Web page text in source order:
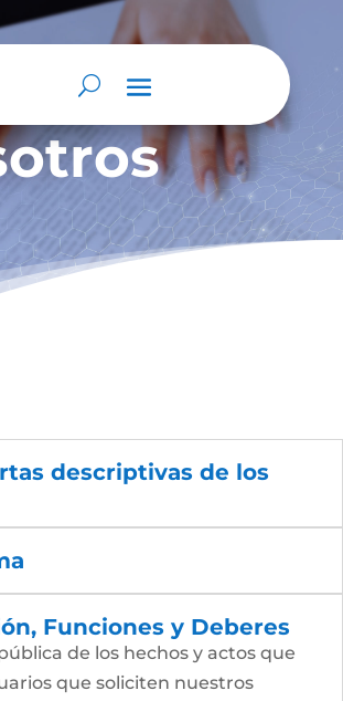
descriptivas de los
Funciones y Deberes
de los hechos y actos que
que soliciten nuestros